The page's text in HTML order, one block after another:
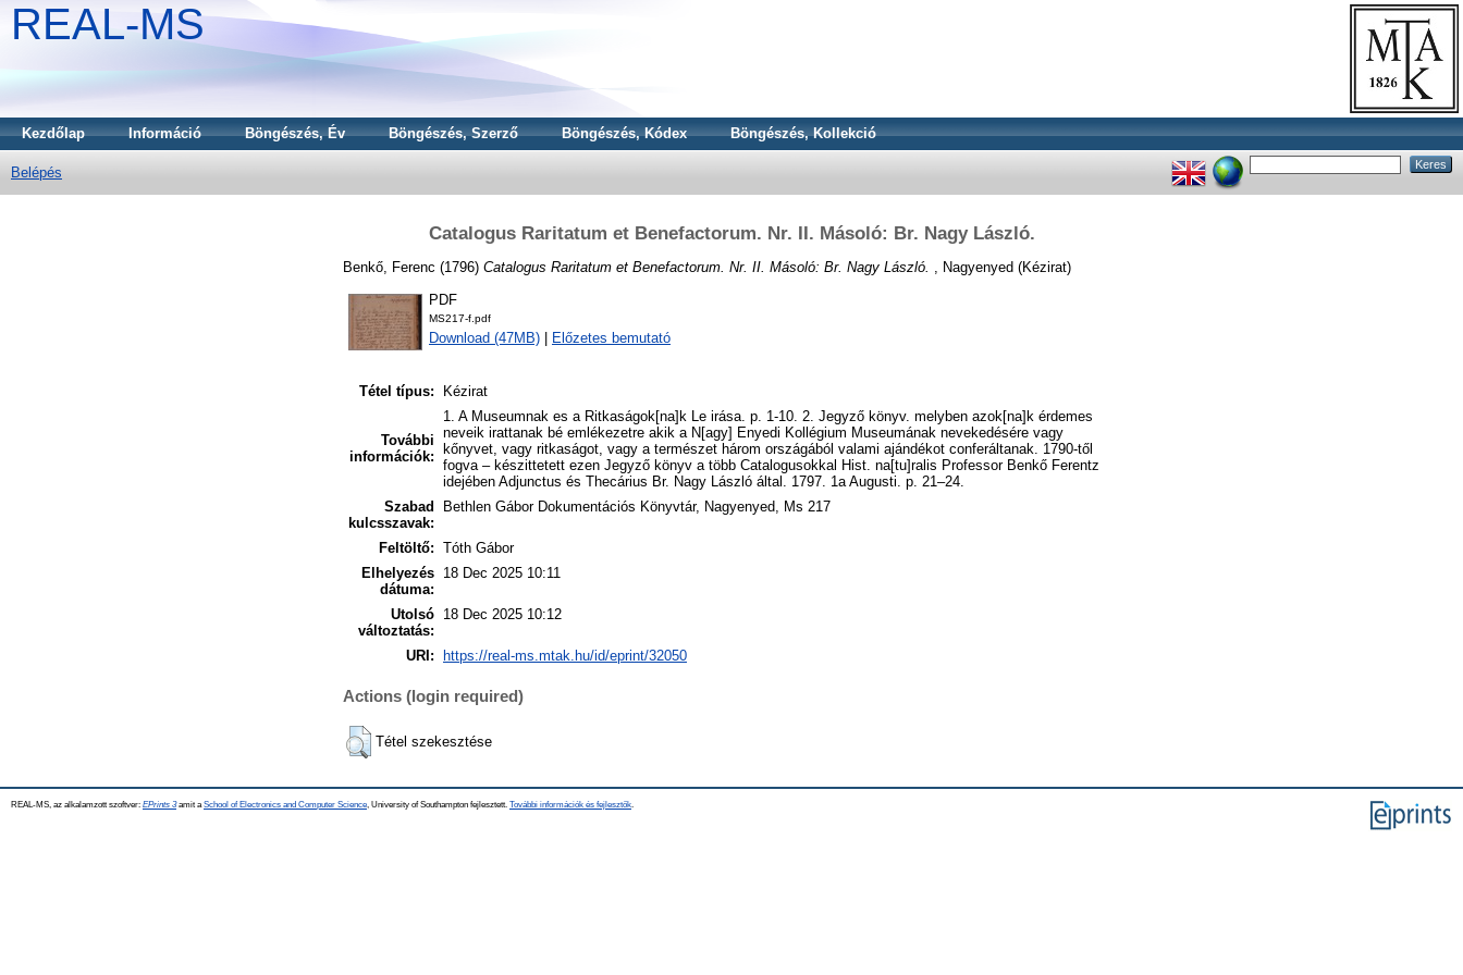
REAL-MS
Kezdőlap Információ Böngészés, Év Böngészés, Szerző Böngészés, Kódex Böngészés, Kollekció
Belépés
Catalogus Raritatum et Benefactorum. Nr. II. Másoló: Br. Nagy László.
Benkő, Ferenc (1796) Catalogus Raritatum et Benefactorum. Nr. II. Másoló: Br. Nagy László. , Nagyenyed (Kézirat)
PDF
MS217-f.pdf
Download (47MB) Előzetes bemutató
Tétel típus: Kézirat
További
információk:
1. A Museumnak es a Ritkaságok[na]k Le irása. p. 1-10. 2. Jegyző könyv. melyben azok[na]k érdemes
neveik irattanak bé emlékezetre akik a N[agy] Enyedi Kollégium Museumának nevekedésére vagy
kőnyvet, vagy ritkaságot, vagy a természet három országából valami ajándékot conferáltanak. 1790-től
fogva – készittetett ezen Jegyző könyv a több Catalogusokkal Hist. na[tu]ralis Professor Benkő Ferentz
idejében Adjunctus és Thecárius Br. Nagy László által. 1797. 1a Augusti. p. 21–24.
Szabad
kulcsszavak:
Bethlen Gábor Dokumentációs Könyvtár, Nagyenyed, Ms 217
Feltöltő: Tóth Gábor
Elhelyezés
dátuma:
18 Dec 2025 10:11
Utolsó
változtatás:
18 Dec 2025 10:12
URI: https://real-ms.mtak.hu/id/eprint/32050
Actions (login required)
Tétel szekesztése
REAL-MS, az alkalamzott szoftver: EPrints 3amit a School of Electronics and Computer Science , University of Southampton fejlesztett. További információk és fejlesztők